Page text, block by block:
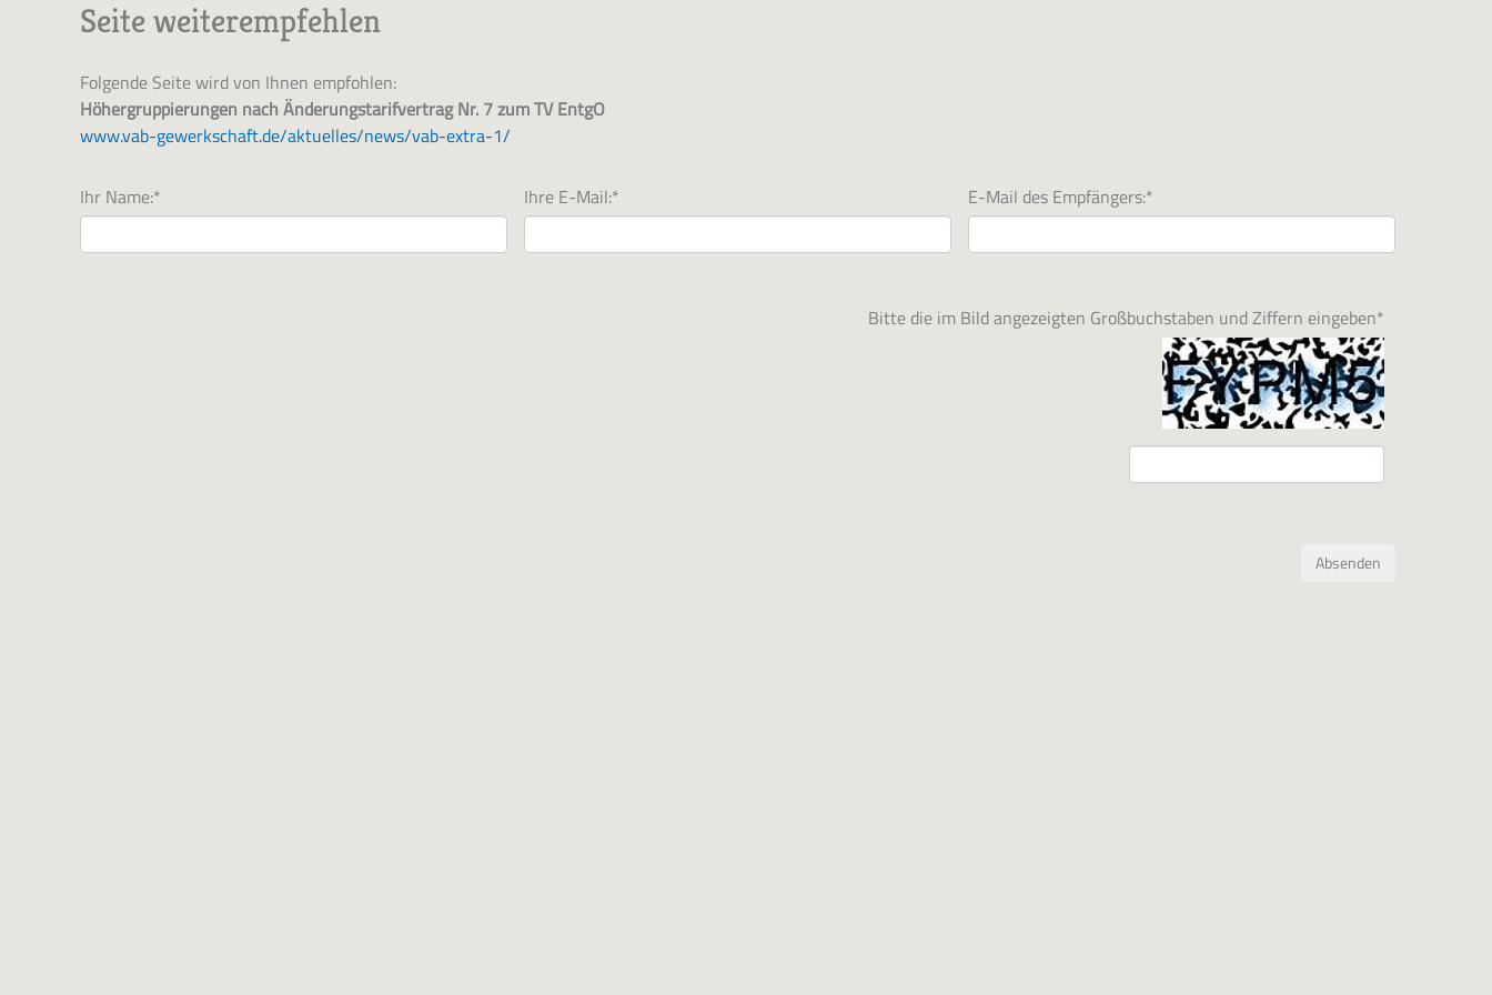
Seite weiterempfehlen
Folgende Seite wird von Ihnen empfohlen:
Höhergruppierungen nach Änderungstarifvertrag Nr. 7 zum TV EntgO
www.vab-gewerkschaft.de/aktuelles/news/vab-extra-1/
Ihr Name:* Ihre E-Mail:* E-Mail des Empfängers:*
Bitte die im Bild angezeigten Großbuchstaben und Ziffern eingeben*
Absenden